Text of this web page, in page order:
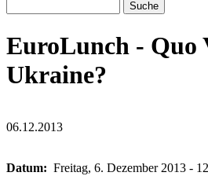
EuroLunch - Quo
Ukraine?
ukraine.jpg
06.12.2013
ukraine.jpg
Datum: Freitag, 6. Dezember 2013 -